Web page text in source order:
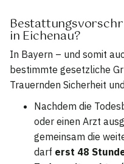
in Eichenau?
In Bayern – und somit
bestimmte gesetzliche
Trauernden Sicherheit
Nachdem die
oder einen Arzt
gemeinsam die
darf erst 48